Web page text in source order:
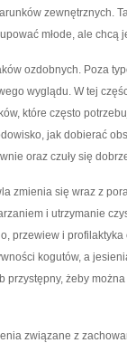
zewnętrznych.
młode, ale chcą
ozdobnych. Poza
wyglądu. W tej
które często
jak dobierać
oraz czuły się
zmienia się wraz z
i utrzymanie
przewiew i
kogutów, a
żeby
związane z